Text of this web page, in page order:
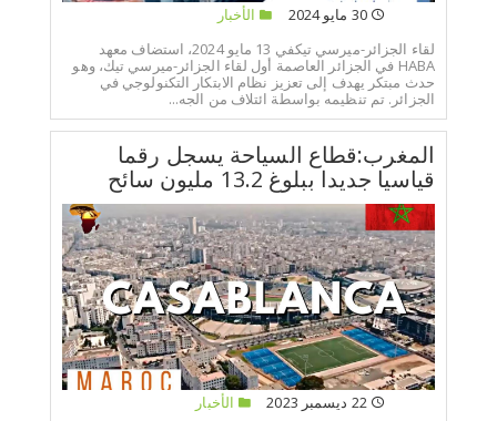
30 مايو 2024
الأخبار
لقاء الجزائر-ميرسي تيكفي 13 مايو 2024، استضاف معهد
HABA في الجزائر العاصمة أول لقاء الجزائر-ميرسي تيك، وهو
حدث مبتكر يهدف إلى تعزيز نظام الابتكار التكنولوجي في
الجزائر. تم تنظيمه بواسطة ائتلاف من الجه...
المغرب:قطاع السياحة يسجل رقما
قياسيا جديدا ببلوغ 13.2 مليون سائح
22 ديسمبر 2023
الأخبار